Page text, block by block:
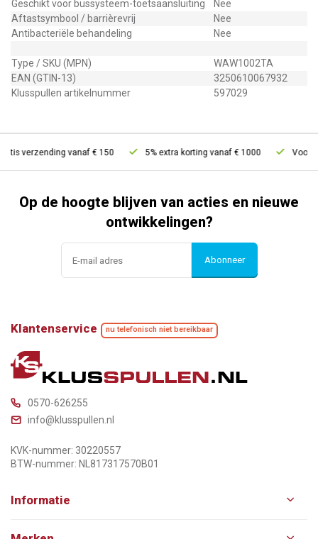
Geschikt voor bussysteem-toetsaansluiting
Nee
Aftastsymbool / barrièrevrij
Nee
Antibacteriële behandeling
Nee
Type / SKU (MPN)
WAW1002TA
EAN (GTIN-13)
3250610067932
Klusspullen artikelnummer
597029
verzending vanaf € 150 5% extra korting vanaf € 1000 Voor
Op de hoogte blijven van acties en nieuwe
ontwikkelingen?
Abonneer
Klantenservice nu telefonisch niet bereikbaar
0570-626255
info@klusspullen.nl
KVK-nummer: 30220557
BTW-nummer: NL817317570B01
Informatie